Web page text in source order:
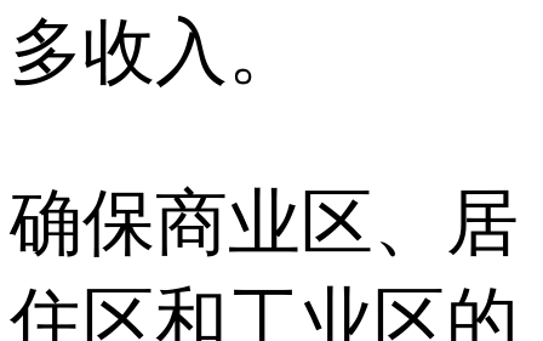
多收入。
确保商业区、居
住区和工业区的